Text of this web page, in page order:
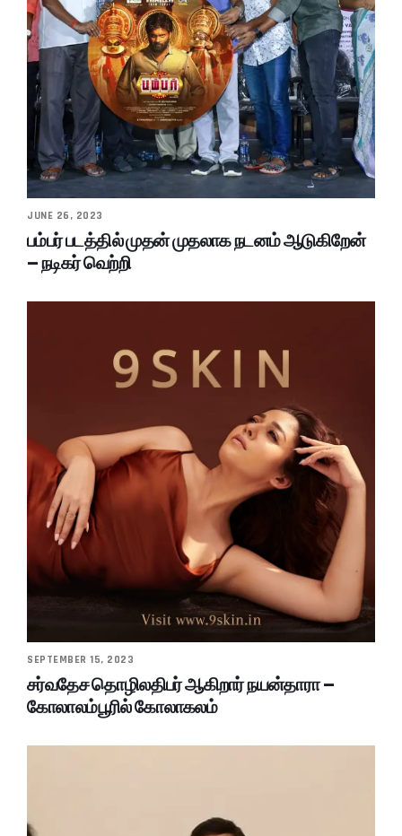
JUNE 26, 2023
பம்பர் படத்தில் முதன் முதலாக நடனம் ஆடுகிறேன்
– நடிகர் வெற்றி
SEPTEMBER 15, 2023
சர்வதேச தொழிலதிபர் ஆகிறார் நயன்தாரா –
கோலாலம்பூரில் கோலாகலம்